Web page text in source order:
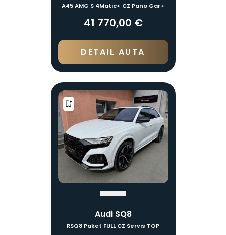
A45 AMG S 4Matic+ CZ Pano Gar+
41 770,00 €
DETAIL AUTA
Audi SQ8
RSQ8 Paket FULL CZ Servis TOP